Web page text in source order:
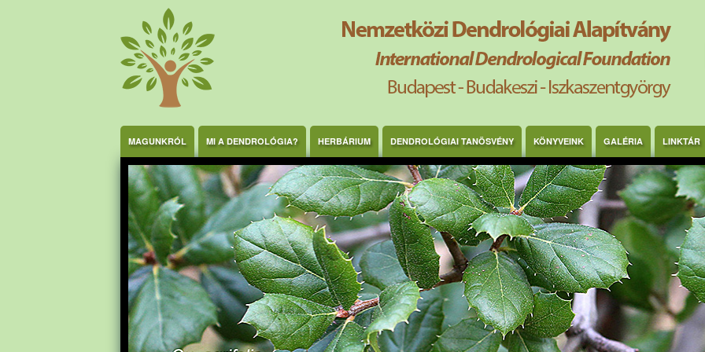
MAGUNKRÓL MI A DENDROLÓGIA? HERBÁRIUM DENDROLÓGIAI TANÖSVÉNY KÖNYVEINK GALÉRIA LINKTÁR